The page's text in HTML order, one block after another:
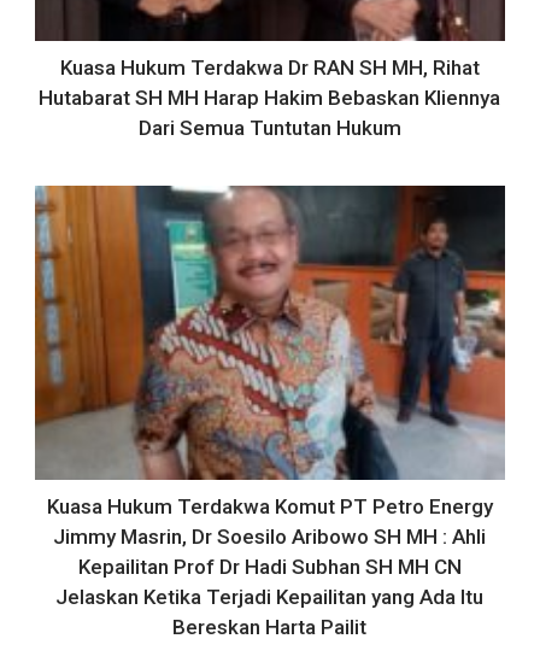
Kuasa Hukum Terdakwa Dr RAN SH MH, Rihat
Hutabarat SH MH Harap Hakim Bebaskan Kliennya
Dari Semua Tuntutan Hukum
Kuasa Hukum Terdakwa Komut PT Petro Energy
Jimmy Masrin, Dr Soesilo Aribowo SH MH : Ahli
Kepailitan Prof Dr Hadi Subhan SH MH CN
Jelaskan Ketika Terjadi Kepailitan yang Ada Itu
Bereskan Harta Pailit